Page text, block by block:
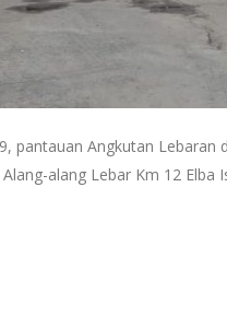
pantauan Angkutan
alang Lebar Km 12